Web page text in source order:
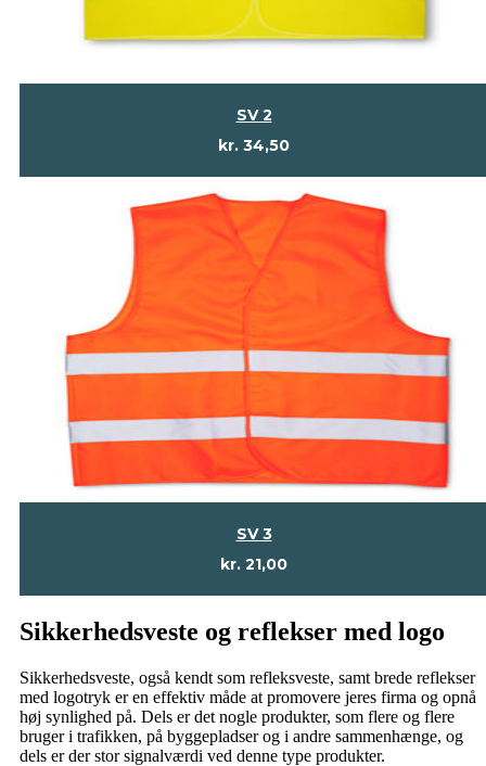
SV 2
kr. 34,50
SV 3
kr. 21,00
Sikkerhedsveste og reflekser med logo
Sikkerhedsveste, også kendt som refleksveste, samt brede reflekser
med logotryk er en effektiv måde at promovere jeres firma og opnå
høj synlighed på. Dels er det nogle produkter, som flere og flere
bruger i trafikken, på byggepladser og i andre sammenhænge, og
dels er der stor signalværdi ved denne type produkter.